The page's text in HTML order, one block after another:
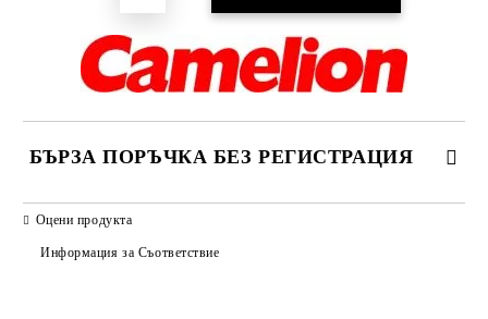
БЪРЗА ПОРЪЧКА БЕЗ РЕГИСТРАЦИЯ
Оцени продукта
Информация за Съответствие